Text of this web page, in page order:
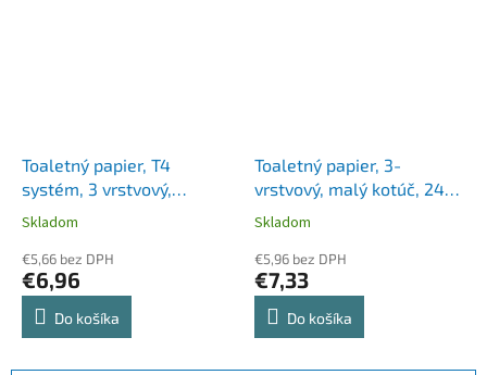
Toaletný papier, T4
systém, 3 vrstvový,
priemer: 12,5 cm,
biela
Skladom
€5,66 bez DPH
€6,96
Do košíka
Toaletný papier, 3-
vrstvový, malý kotúč, 24
kotúčov, OOOPS
Skladom
€5,96 bez DPH
€7,33
Do košíka